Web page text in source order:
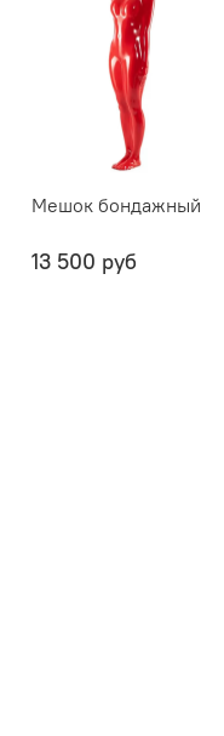
Мешок бондажный
13 500 руб